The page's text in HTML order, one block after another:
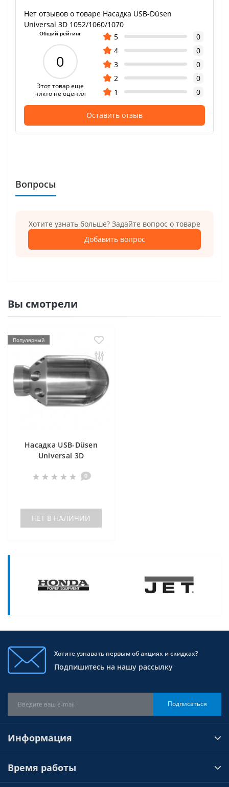
Нет отзывов о товаре Насадка USB-Düsen
Universal 3D 1052/1060/1070
Общий рейтинг
0
Этот товар еще
никто не оценил
5
0
4
0
3
0
2
0
1
0
Оставить отзыв
Вопросы
Хотите узнать больше? Задайте вопрос о товаре
Добавить вопрос
Вы смотрели
Популярный
Насадка USB-Düsen
Universal 3D
0
НЕТ В НАЛИЧИИ
Хотите узнавать первым об акциях и скидках?
Подпишитесь на нашу рассылку
Подписаться
Информация
Время работы